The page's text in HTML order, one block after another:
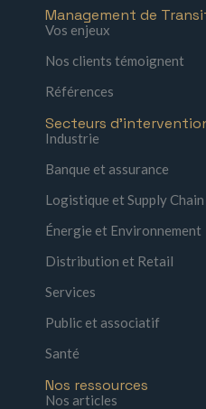
Management de
Vos enjeux
Nos clients témoignent
Références
Secteurs
Industrie
Banque et assurance
Logistique et Supply Chain
Énergie et Environnement
Distribution et Retail
Services
Public et associatif
Santé
Nos ressources
Nos articles